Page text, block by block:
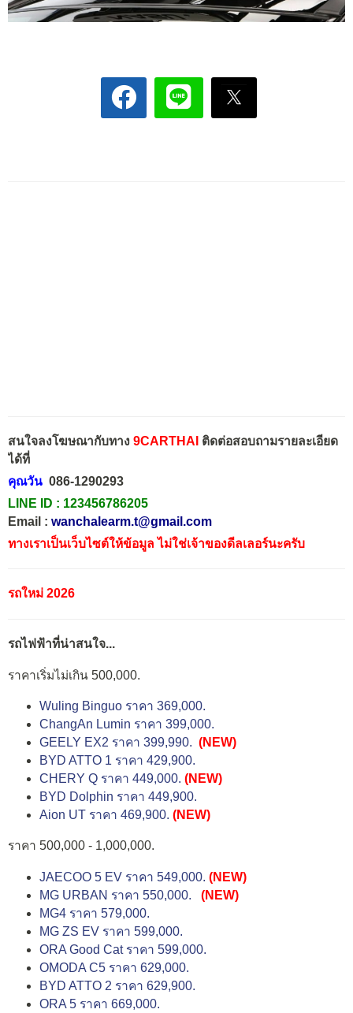
สนใจลงโฆษณากับทาง 9CARTHAI ติดต่อสอบถามรายละเอียด
ได้ที่
คุณวัน 086-1290293
LINE ID : 123456786205
Email : wanchalearm.t@gmail.com
ทางเราเป็นเว็บไซต์ให้ข้อมูล ไม่ใช่เจ้าของดีลเลอร์นะครับ
รถใหม่ 2026
รถไฟฟ้าที่น่าสนใจ...
ราคาเริ่มไม่เกิน 500,000.
Wuling Binguo ราคา 369,000.
ChangAn Lumin ราคา 399,000.
GEELY EX2 ราคา 399,990. (NEW)
BYD ATTO 1 ราคา 429,900.
CHERY Q ราคา 449,000. (NEW)
BYD Dolphin ราคา 449,900.
Aion UT ราคา 469,900. (NEW)
ราคา 500,000 - 1,000,000.
JAECOO 5 EV ราคา 549,000. (NEW)
MG URBAN ราคา 550,000.
(NEW)
MG4 ราคา 579,000.
MG ZS EV ราคา 599,000.
ORA Good Cat ราคา 599,000.
OMODA C5 ราคา 629,000.
BYD ATTO 2 ราคา 629,900.
ORA 5 ราคา 669,000.